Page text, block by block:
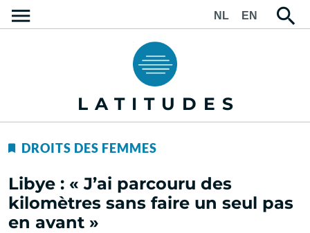
NL EN
LATITUDES
DROITS DES FEMMES
Libye : « J’ai parcouru des
kilomètres sans faire un seul pas
en avant »